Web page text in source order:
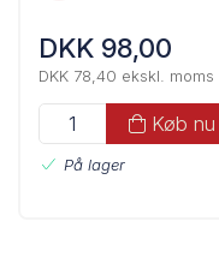
DKK 98,00
DKK 78,40 ekskl. moms
Køb nu
På lager